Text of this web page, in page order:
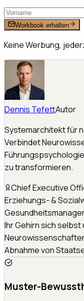
Workbook erhalten
Keine Werbung,
Dennis TefettAutor
Systemarchitekt für
Verbindet
zu transformieren.
Chief Executive
Erziehungs- &
Ihr Gehirn sich selbst
Abnahme von
Muster-